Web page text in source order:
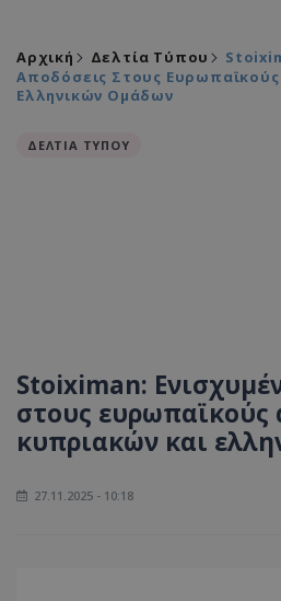
Αρχική Δελτία Τύπου
Αποδόσεις Στους
Ελληνικών Ομάδων
ΔΕΛΤΙΑ ΤΥΠΟΥ
Stoiximan:
στους ευρωπαϊκούς
κυπριακών και
27.11.2025 - 10:18